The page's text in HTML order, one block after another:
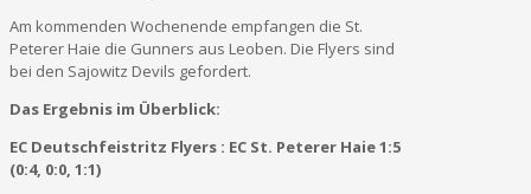
Am kommenden Wochenende empfangen die St.
Peterer Haie die Gunners aus Leoben. Die Flyers sind
bei den Sajowitz Devils gefordert.
Das Ergebnis im Überblick:
EC Deutschfeistritz Flyers : EC St. Peterer Haie 1:5
(0:4, 0:0, 1:1)